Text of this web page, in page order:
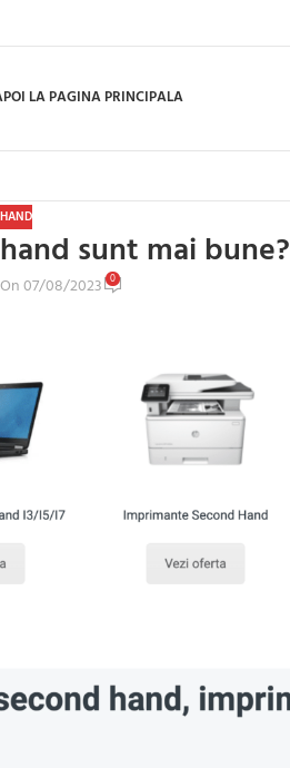
LA PAGINA PRINCIPALA
sunt mai bune?
On 07/08/2023 0